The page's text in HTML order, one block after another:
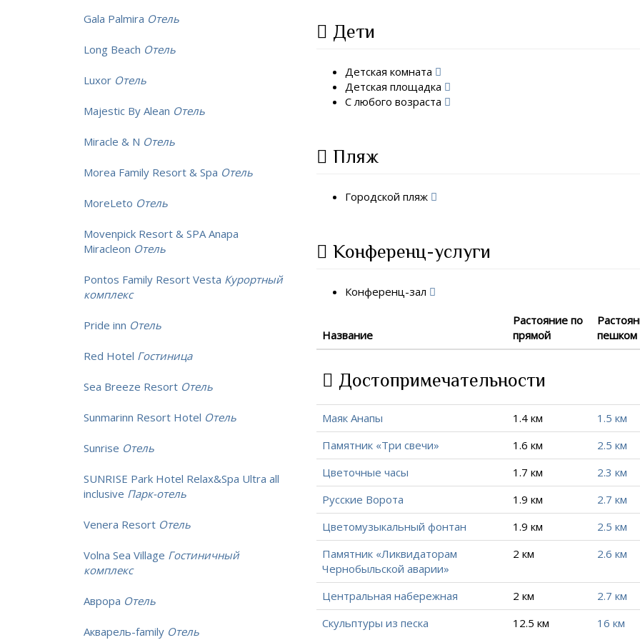
Дети
Детская комната
Детская площадка
С любого возраста
Пляж
Городской пляж
Конференц-услуги
Конференц-зал
Название
Растояние по
прямой
пешком
Достопримечательности
Маяк Анапы 1.4 км 1.5 км
Памятник «Три свечи»
1.6 км 2.5 км
Цветочные часы
1.7 км 2.3 км
Русские Ворота
1.9 км 2.7 км
Цветомузыкальный фонтан
1.9 км 2.5 км
Памятник «Ликвидаторам
Чернобыльской аварии»
2 км 2.6 км
Центральная набережная 2 км 2.7 км
Скульптуры из песка
12.5 км 16 км
Gala Palmira Отель
Long Beach Отель
Luxor Отель
Majestic By Alean Отель
Miracle & N Отель
Morea Family Resort & Spa Отель
MoreLeto Отель
Movenpick Resort & SPA Anapa
Miracleon Отель
Pontos Family Resort Vesta Курортный
комплекс
Pride inn Отель
Red Hotel Гостиница
Sea Breeze Resort Отель
Sunmarinn Resort Hotel Отель
Sunrise Отель
SUNRISE Park Hotel Relax&Spa Ultra all
inclusive Парк-отель
Venera Resort Отель
Volna Sea Village Гостиничный
комплекс
Аврора Отель
Акварель-family Отель